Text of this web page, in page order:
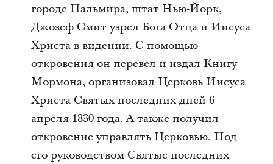
городе Пальмира, штат Нью-Йорк,
Джозеф Смит узрел Бога Отца и Иисуса
Христа в видении. С помощью
откровения он перевел и издал Книгу
Мормона, организовал Церковь Иисуса
Христа Святых последних дней 6
апреля 1830 года. А также получил
откровение управлять Церковью. Под
его руководством Святые последних